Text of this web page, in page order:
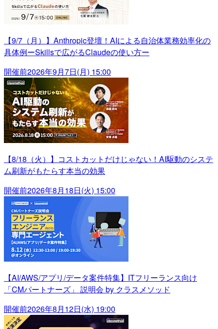
【9/7（月）】Anthropic登壇！AIによる自治体業務効率化の
具体例ーSkillsで広がるClaudeの使い方ー
開催前2026年9月7日(月) 15:00
【8/18（火）】コストカットだけじゃない！AI駆動のシステ
ム刷新がもたらす本当の効果
開催前2026年8月18日(火) 15:00
【AI/AWS/アプリ/データ案件特集】ITフリーランス向け
「CMパートナーズ」 説明会 by クラスメソッド
開催前2026年8月12日(水) 19:00